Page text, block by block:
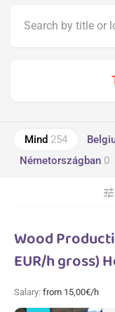
Mind 254
Németországban 0
tune
Wood
EUR/h gross)
Salary: from 15,00€/h